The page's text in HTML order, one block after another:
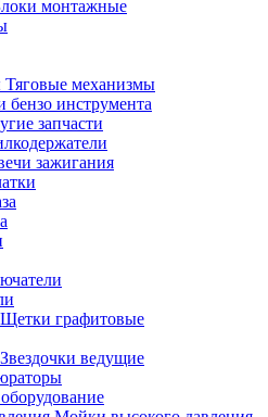
монтажные
Тяговые механизмы
бензо инструмента
запчасти
зажигания
Щетки графитовые
Звездочки ведущие